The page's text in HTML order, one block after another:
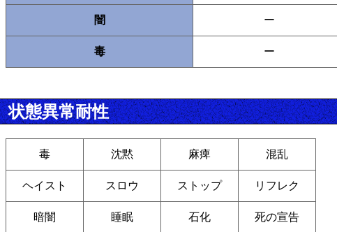
闇 ー
毒 ー
状態異常耐性
毒 沈黙 麻痺 混乱
ヘイスト スロウ ストップ リフレク
暗闇 睡眠 石化 死の宣告